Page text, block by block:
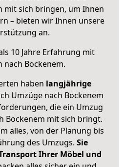
mit sich bringen, um Ihnen
– bieten wir Ihnen unsere
an.
10 Jahre Erfahrung mit
nach Bockenem.
haben langjährige
Umzüge nach Bockenem
die ein Umzug
Bockenem mit sich bringt.
alles, von der Planung bis
des Umzugs. Sie
Ihrer Möbel und